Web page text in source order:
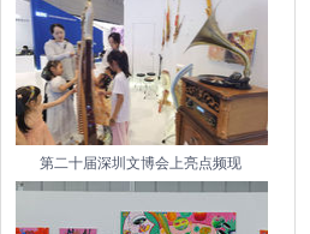
第二十届深圳文博会上亮点频现